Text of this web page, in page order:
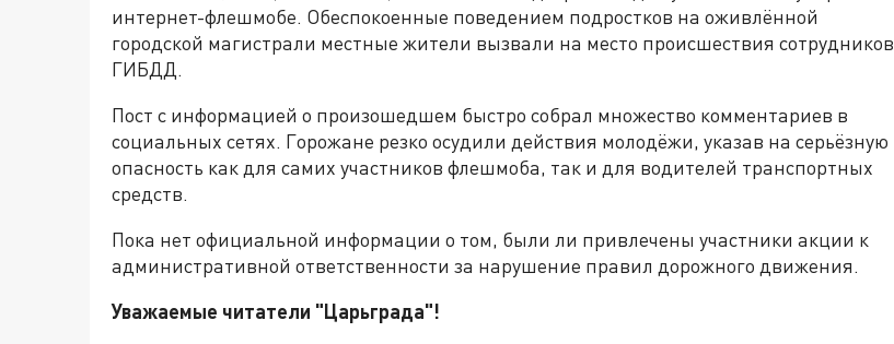
интернет-флешмобе. Обеспокоенные поведением подростков на оживлённой
городской магистрали местные жители вызвали на место происшествия сотрудников
ГИБДД.
Пост с информацией о произошедшем быстро собрал множество комментариев в
социальных сетях. Горожане резко осудили действия молодёжи, указав на серьёзную
опасность как для самих участников флешмоба, так и для водителей транспортных
средств.
Пока нет официальной информации о том, были ли привлечены участники акции к
административной ответственности за нарушение правил дорожного движения.
Уважаемые читатели "Царьграда"!